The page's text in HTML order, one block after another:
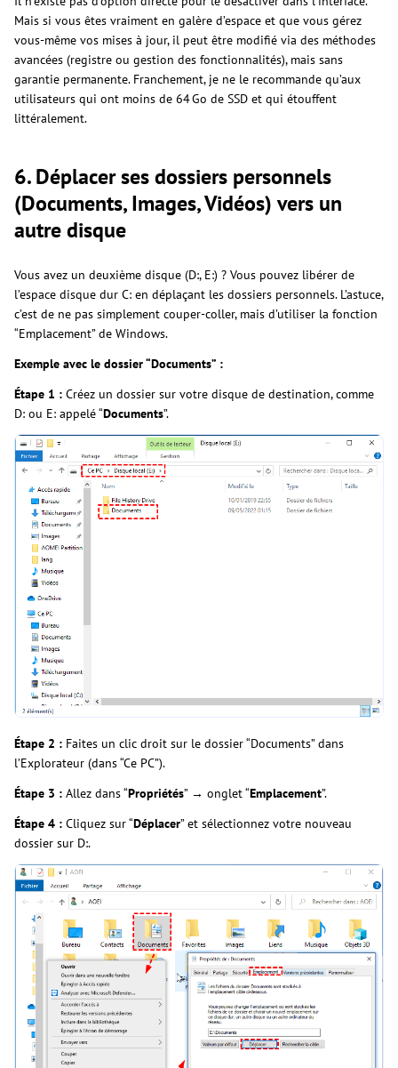
Mais si vous êtes vraiment en galère d’espace et que vous gérez
vous-même vos mises à jour, il peut être modifié via des méthodes
avancées (registre ou gestion des fonctionnalités), mais sans
garantie permanente. Franchement, je ne le recommande qu’aux
utilisateurs qui ont moins de 64 Go de SSD et qui étouffent
littéralement.
6. Déplacer ses dossiers personnels
(Documents, Images, Vidéos) vers un
autre disque
Vous avez un deuxième disque (D:, E:) ? Vous pouvez libérer de
l’espace disque dur C: en déplaçant les dossiers personnels. L’astuce,
c’est de ne pas simplement couper-coller, mais d’utiliser la fonction
“Emplacement” de Windows.
Exemple avec le dossier “Documents” :
Étape 1 : Créez un dossier sur votre disque de destination, comme
D: ou E: appelé “Documents”.
Étape 2 : Faites un clic droit sur le dossier “Documents” dans
l’Explorateur (dans “Ce PC”).
Étape 3 : Allez dans “Propriétés” → onglet “Emplacement”.
Étape 4 : Cliquez sur “Déplacer” et sélectionnez votre nouveau
dossier sur D:.